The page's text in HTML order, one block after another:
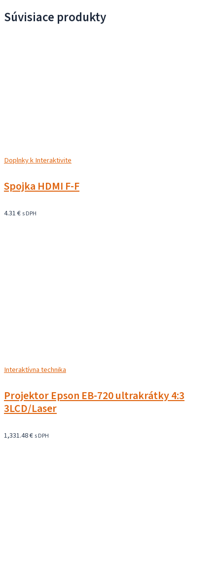
Súvisiace produkty
Doplnky k Interaktivite
Spojka HDMI F-F
4.31€s DPH
Interaktívna technika
Projektor Epson EB-720 ultrakrátky 4:3
3LCD/Laser
1,331.48€s DPH